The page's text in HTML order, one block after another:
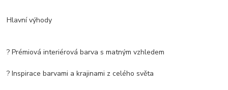
Hlavní výhody
? Prémiová interiérová barva s matným vzhledem
? Inspirace barvami a krajinami z celého světa